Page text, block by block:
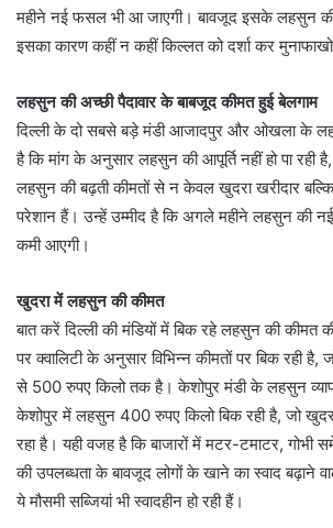
महीने नई फसल भी आ जाएगी। बावजूद इसके लहसुन
इसका कारण कहीं न कहीं किल्लत को दर्शा कर
लहसुन की अच्छी पैदावार के बाबजूद कीमत हुई बेलगाम
दिल्ली के दो सबसे बड़े मंडी आजादपुर और ओखला के
है कि मांग के अनुसार लहसुन की आपूर्ति नहीं हो पा रही
लहसुन की बढ़ती कीमतों से न केवल खुदरा खरीदार बल्कि
परेशान हैं। उन्हें उम्मीद है कि अगले महीने लहसुन की
कमी आएगी।
खुदरा में लहसुन की कीमत
बात करें दिल्ली की मंडियों में बिक रहे लहसुन की
पर क्वालिटी के अनुसार विभिन्न कीमतों पर बिक रही है,
से 500 रुपए किलो तक है। केशोपुर मंडी के लहसुन
केशोपुर में लहसुन 400 रुपए किलो बिक रही है, जो
रहा है। यही वजह है कि बाजारों में मटर-टमाटर, गोभी
की उपलब्धता के बावजूद लोगों के खाने का स्वाद बढ़ाने
ये मौसमी सब्जियां भी स्वादहीन हो रही हैं।